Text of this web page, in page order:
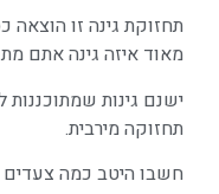
תחזוקת גינה זו
מאוד איזה גינה אתם
ישנם גינות שמתוכננות
תחזוקה מירבית.
חשבו היטב כמה